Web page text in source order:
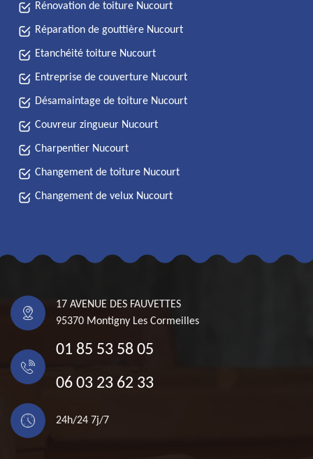
Rénovation de toiture Nucourt
Réparation de gouttière Nucourt
Etanchéité toiture Nucourt
Entreprise de couverture Nucourt
Désamaintage de toiture Nucourt
Couvreur zingueur Nucourt
Charpentier Nucourt
Changement de toiture Nucourt
Changement de velux Nucourt
17 AVENUE DES FAUVETTES
95370 Montigny Les Cormeilles
01 85 53 58 05
06 03 23 62 33
24h/24 7j/7